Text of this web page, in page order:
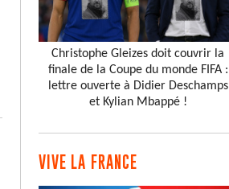
Christophe Gleizes doit couvrir la
finale de la Coupe du monde FIFA :
lettre ouverte à Didier Deschamps
et Kylian Mbappé !
VIVE LA FRANCE